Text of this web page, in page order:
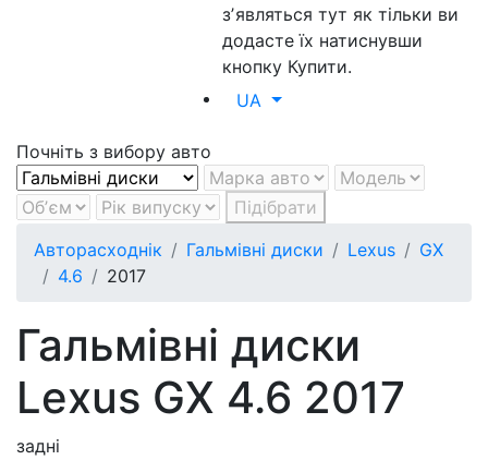
зʼявляться тут як тільки ви
додасте їх натиснувши
кнопку Купити.
UA
Почніть з вибору авто
Підібрати
Авторасходнік
Гальмівні диски Lexus
GX
4.6
2017
Гальмівні диски
Lexus GX 4.6 2017
задні